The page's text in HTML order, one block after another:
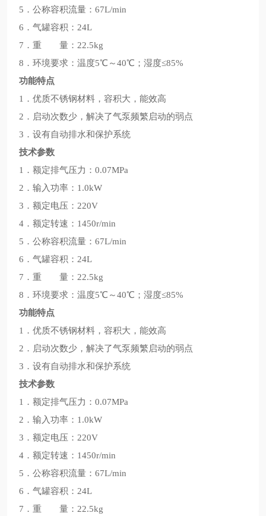
5．公称容积流量：67L/min
6．气罐容积：24L
7．重 量：22.5kg
8．环境要求：温度5℃～40℃；湿度≤85%
功能特点
1．优质不锈钢材料，容积大，能效高
2．启动次数少，解决了气泵频繁启动的弱点
3．设有自动排水和保护系统
技术参数
1．额定排气压力：0.07MPa
2．输入功率：1.0kW
3．额定电压：220V
4．额定转速：1450r/min
5．公称容积流量：67L/min
6．气罐容积：24L
7．重 量：22.5kg
8．环境要求：温度5℃～40℃；湿度≤85%
功能特点
1．优质不锈钢材料，容积大，能效高
2．启动次数少，解决了气泵频繁启动的弱点
3．设有自动排水和保护系统
技术参数
1．额定排气压力：0.07MPa
2．输入功率：1.0kW
3．额定电压：220V
4．额定转速：1450r/min
5．公称容积流量：67L/min
6．气罐容积：24L
7．重 量：22.5kg